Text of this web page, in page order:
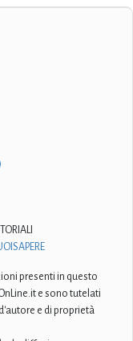
presenti in questo
e sono tutelati
e di proprietà